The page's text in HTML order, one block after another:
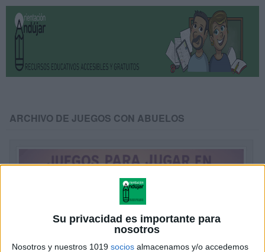
Su privacidad es importante para
nosotros
Nosotros y nuestros 1019 socios almacenamos y/o accedemos
ARCHIVO DE JUEGOS CON ABUELOS